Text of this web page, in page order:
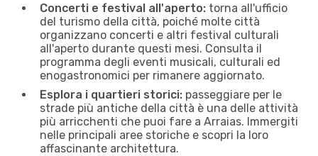
Concerti e festival all'aperto: torna all'ufficio
del turismo della città, poiché molte città
organizzano concerti e altri festival culturali
all'aperto durante questi mesi. Consulta il
programma degli eventi musicali, culturali ed
enogastronomici per rimanere aggiornato.
Esplora i quartieri storici: passeggiare per le
strade più antiche della città è una delle attività
più arricchenti che puoi fare a Arraias. Immergiti
nelle principali aree storiche e scopri la loro
affascinante architettura.